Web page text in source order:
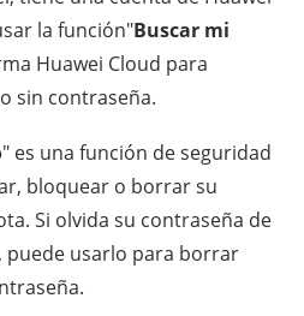
la función"Buscar mi
Huawei Cloud para
sin contraseña.
" es una función de seguridad
bloquear o borrar su
Si olvida su contraseña de
puede usarlo para borrar